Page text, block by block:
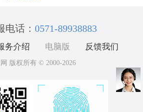
电话： 0571-89938883
务介绍 电脑版 反馈我们
版权所有 © 2000-2026